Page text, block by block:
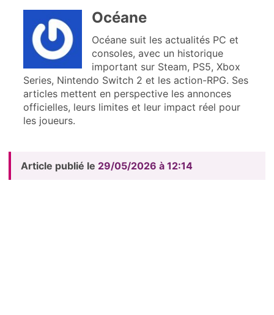
Océane
Océane suit les actualités PC et
consoles, avec un historique
important sur Steam, PS5, Xbox
Series, Nintendo Switch 2 et les action-RPG. Ses
articles mettent en perspective les annonces
officielles, leurs limites et leur impact réel pour
les joueurs.
Article publié le 29/05/2026 à 12:14